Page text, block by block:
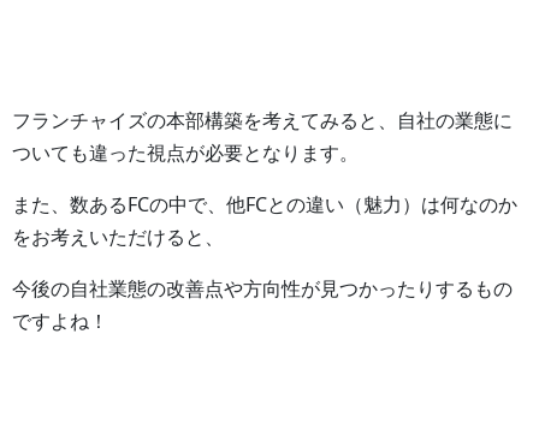
フランチャイズの本部構築を考えてみると、自社の業態に
ついても違った視点が必要となります。
また、数あるFCの中で、他FCとの違い（魅力）は何なのか
をお考えいただけると、
今後の自社業態の改善点や方向性が見つかったりするもの
ですよね！